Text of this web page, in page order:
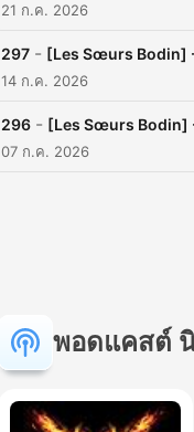
21 ก.ค. 2026
297 - [Les Sœurs Bodin]
14 ก.ค. 2026
296 - [Les Sœurs Bodin]
07 ก.ค. 2026
พอดแคสต์